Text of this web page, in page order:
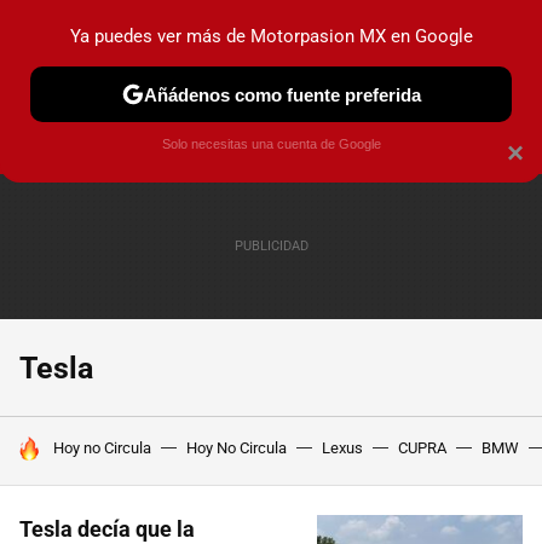
PRUEBAS INDUSTRIA HOY NO CIRCULA
Tesla
HOY SE HABLA DE
Hoy no Circula Hoy No Circula Lexus CUPRA BMW
Tesla decía que la
×
Ya puedes ver más de Motorpasion MX en Google
Añádenos como fuente preferida
Solo necesitas una cuenta de Google